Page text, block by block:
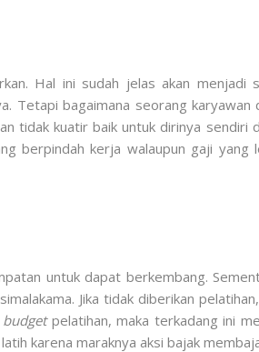
Hal ini sudah jelas akan menjadi
Tetapi bagaimana seorang
tidak kuatir baik untuk dirinya sendiri
berpindah kerja walaupun gaji yang
untuk dapat berkembang.
Jika tidak diberikan
budgetpelatihan, maka terkadang ini
karena maraknya aksi bajak